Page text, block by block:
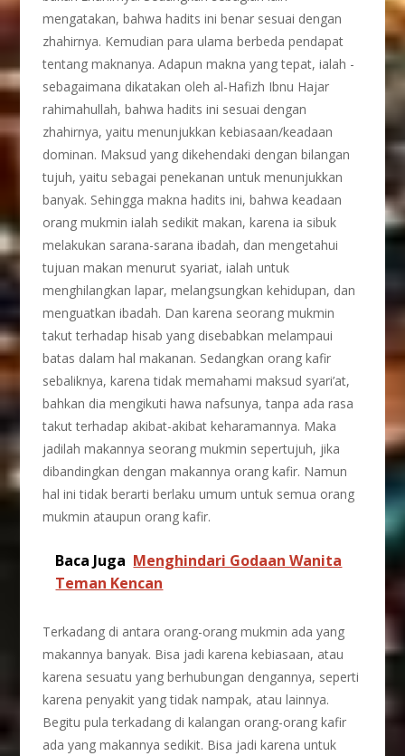
mengatakan, bahwa hadits ini benar sesuai dengan
zhahirnya. Kemudian para ulama berbeda pendapat
tentang maknanya. Adapun makna yang tepat, ialah -
sebagaimana dikatakan oleh al-Hafizh Ibnu Hajar
rahimahullah, bahwa hadits ini sesuai dengan
zhahirnya, yaitu menunjukkan kebiasaan/keadaan
dominan. Maksud yang dikehendaki dengan bilangan
tujuh, yaitu sebagai penekanan untuk menunjukkan
banyak. Sehingga makna hadits ini, bahwa keadaan
orang mukmin ialah sedikit makan, karena ia sibuk
melakukan sarana-sarana ibadah, dan mengetahui
tujuan makan menurut syariat, ialah untuk
menghilangkan lapar, melangsungkan kehidupan, dan
menguatkan ibadah. Dan karena seorang mukmin
takut terhadap hisab yang disebabkan melampaui
batas dalam hal makanan. Sedangkan orang kafir
sebaliknya, karena tidak memahami maksud syari’at,
bahkan dia mengikuti hawa nafsunya, tanpa ada rasa
takut terhadap akibat-akibat keharamannya. Maka
jadilah makannya seorang mukmin sepertujuh, jika
dibandingkan dengan makannya orang kafir. Namun
hal ini tidak berarti berlaku umum untuk semua orang
mukmin ataupun orang kafir.
Baca Juga Menghindari Godaan Wanita
Teman Kencan
Terkadang di antara orang-orang mukmin ada yang
makannya banyak. Bisa jadi karena kebiasaan, atau
karena sesuatu yang berhubungan dengannya, seperti
karena penyakit yang tidak nampak, atau lainnya.
Begitu pula terkadang di kalangan orang-orang kafir
ada yang makannya sedikit. Bisa jadi karena untuk